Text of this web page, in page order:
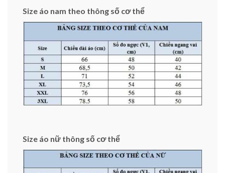
Size áo nam theo thông số cơ thể
Size áo nữ thông số cơ thể